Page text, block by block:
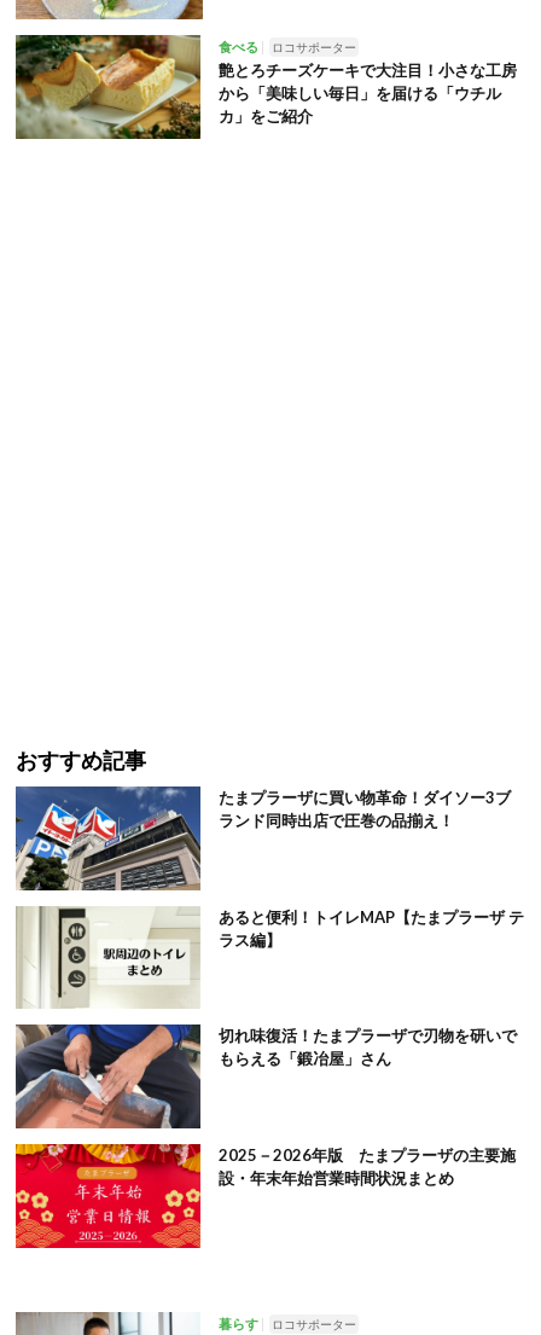
食べる ロコサポーター
艶とろチーズケーキで大注目！小さな工房
から「美味しい毎日」を届ける「ウチル
カ」をご紹介
おすすめ記事
たまプラーザに買い物革命！ダイソー3ブ
ランド同時出店で圧巻の品揃え！
あると便利！トイレMAP【たまプラーザ テ
ラス編】
切れ味復活！たまプラーザで刃物を研いで
もらえる「鍛冶屋」さん
2025－2026年版 たまプラーザの主要施
設・年末年始営業時間状況まとめ
暮らす ロコサポーター